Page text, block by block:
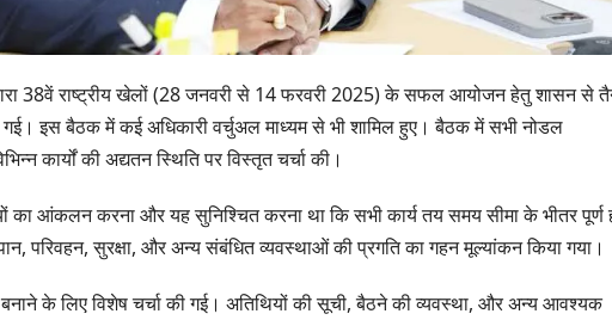
38वें राष्ट्रीय खेलों (28 जनवरी से 14 फरवरी 2025) के सफल आयोजन हेतु शासन से
इस बैठक में कई अधिकारी वर्चुअल माध्यम से भी शामिल हुए। बैठक में सभी नोडल
कार्यों की अद्यतन स्थिति पर विस्तृत चर्चा की।
का आंकलन करना और यह सुनिश्चित करना था कि सभी कार्य तय समय सीमा के भीतर पूर्ण
परिवहन, सुरक्षा, और अन्य संबंधित व्यवस्थाओं की प्रगति का गहन मूल्यांकन किया गया।
के लिए विशेष चर्चा की गई। अतिथियों की सूची, बैठने की व्यवस्था, और अन्य आवश्यक